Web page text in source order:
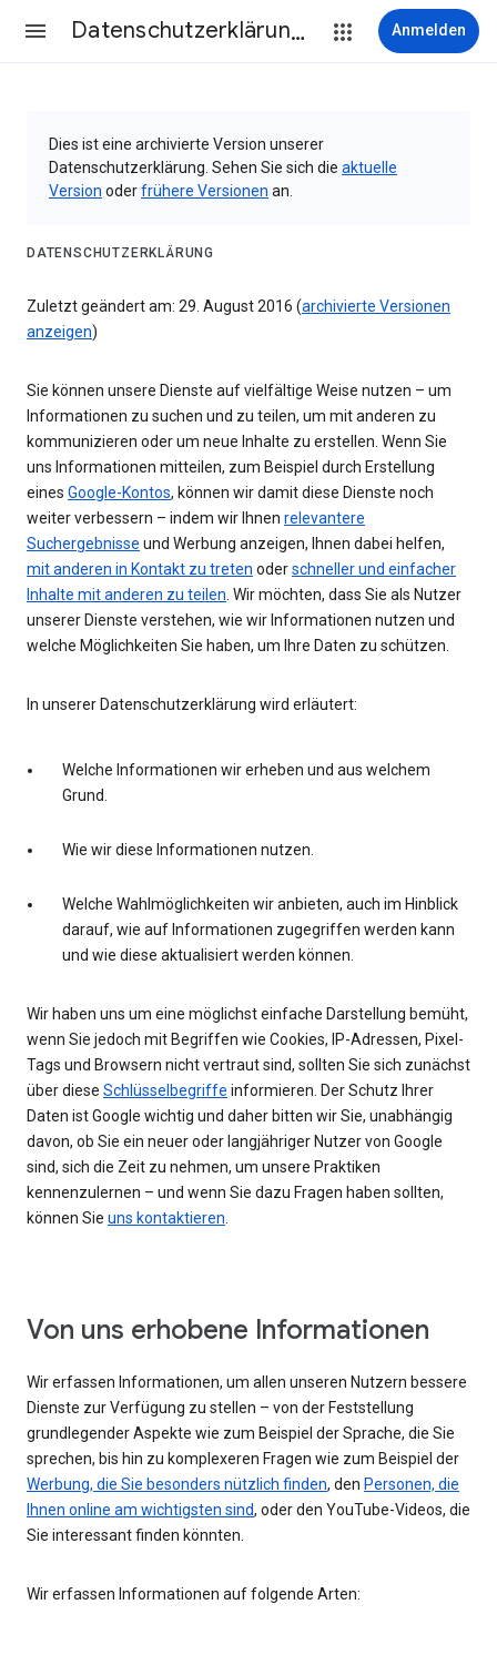
Datenschutzerklärung & Nutzungsbedingungen Anmelden
Dies ist eine archivierte Version unserer
Datenschutzerklärung. Sehen Sie sich die aktuelle
Version oderfrühere Versionen an.
DATENSCHUTZERKLÄRUNG
Zuletzt geändert am: 29. August 2016 (archivierte Versionen
anzeigen)
Sie können unsere Dienste auf vielfältige Weise nutzen – um
Informationen zu suchen und zu teilen, um mit anderen zu
kommunizieren oder um neue Inhalte zu erstellen. Wenn Sie
uns Informationen mitteilen, zum Beispiel durch Erstellung
eines Google-Kontos, können wir damit diese Dienste noch
weiter verbessern – indem wir Ihnen relevantere
Suchergebnisse und Werbung anzeigen, Ihnen dabei helfen,
mit anderen in Kontakt zu treten oderschneller und einfacher
Inhalte mit anderen zu teilen. Wir möchten, dass Sie als Nutzer
unserer Dienste verstehen, wie wir Informationen nutzen und
welche Möglichkeiten Sie haben, um Ihre Daten zu schützen.
In unserer Datenschutzerklärung wird erläutert:
Welche Informationen wir erheben und aus welchem
Grund.
Wie wir diese Informationen nutzen.
Welche Wahlmöglichkeiten wir anbieten, auch im Hinblick
darauf, wie auf Informationen zugegriffen werden kann
und wie diese aktualisiert werden können.
Wir haben uns um eine möglichst einfache Darstellung bemüht,
wenn Sie jedoch mit Begriffen wie Cookies, IP-Adressen, Pixel-
Tags und Browsern nicht vertraut sind, sollten Sie sich zunächst
über diese Schlüsselbegriffe informieren. Der Schutz Ihrer
Daten ist Google wichtig und daher bitten wir Sie, unabhängig
davon, ob Sie ein neuer oder langjähriger Nutzer von Google
sind, sich die Zeit zu nehmen, um unsere Praktiken
kennenzulernen – und wenn Sie dazu Fragen haben sollten,
können Sie uns kontaktieren.
Von uns erhobene Informationen
Wir erfassen Informationen, um allen unseren Nutzern bessere
Dienste zur Verfügung zu stellen – von der Feststellung
grundlegender Aspekte wie zum Beispiel der Sprache, die Sie
sprechen, bis hin zu komplexeren Fragen wie zum Beispiel der
Werbung, die Sie besonders nützlich finden, den Personen, die
Ihnen online am wichtigsten sind, oder den YouTube-Videos, die
Sie interessant finden könnten.
Wir erfassen Informationen auf folgende Arten: